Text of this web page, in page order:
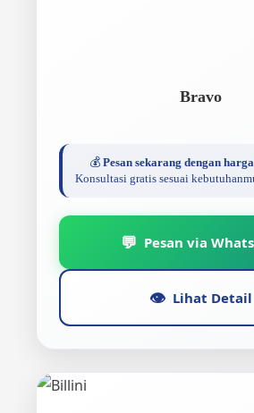
Bravo
💰 Pesan sekarang dengan
Konsultasi gratis sesuai
💬 Pesan via
👁️ Lihat Detail